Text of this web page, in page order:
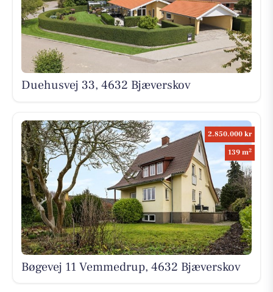
Duehusvej 33, 4632 Bjæverskov
2.850.000 kr
139 m2
Bøgevej 11 Vemmedrup, 4632 Bjæverskov